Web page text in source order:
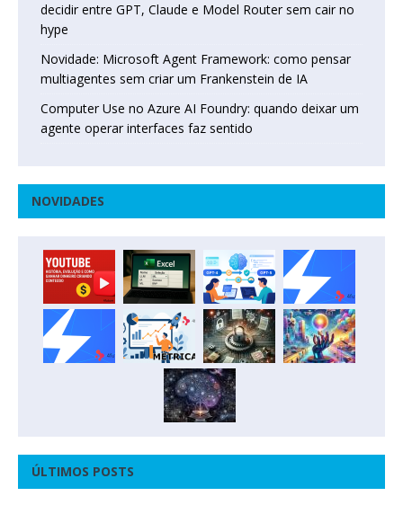
decidir entre GPT, Claude e Model Router sem cair no
hype
Novidade: Microsoft Agent Framework: como pensar
multiagentes sem criar um Frankenstein de IA
Computer Use no Azure AI Foundry: quando deixar um
agente operar interfaces faz sentido
NOVIDADES
ÚLTIMOS POSTS